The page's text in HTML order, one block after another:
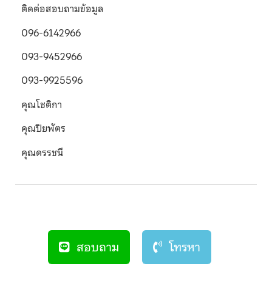
ติดต่อสอบถามข้อมูล
096-6142966
093-9452966
093-9925596
คุณโชติกา
คุณปิยพัตร
คุณดรรชนี
สอบถาม โทรหา